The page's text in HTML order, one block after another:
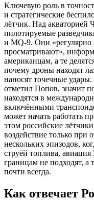
Ключевую роль в
и стратегические
лётчик. Над акваторией
пилотируемые
и MQ-9. Они «регулярно
просматривают»,
американцам, а те
почему дроны находят
наносят точечные
отметил Попов, значит
находятся в
включёнными
может начать работать
этом российские
воздействие только при
нескольких эпизодов,
струёй топлива,
границам не подходят, а
почти всегда.
Как отвечает